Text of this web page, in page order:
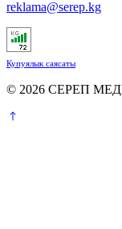
reklama@serep.kg
Купуялык саясаты
© 2026 СЕРЕП